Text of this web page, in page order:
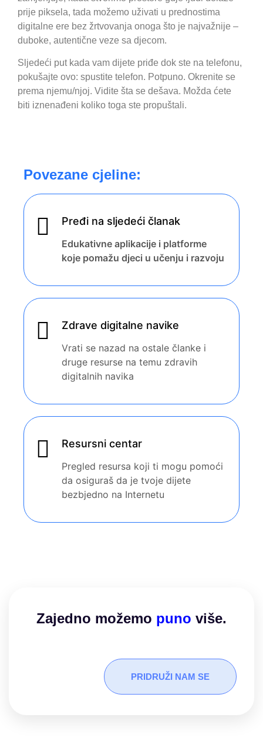
prije piksela, tada možemo uživati u prednostima
digitalne ere bez žrtvovanja onoga što je najvažnije –
duboke, autentične veze sa djecom.
Sljedeći put kada vam dijete priđe dok ste na telefonu,
pokušajte ovo: spustite telefon. Potpuno. Okrenite se
prema njemu/njoj. Vidite šta se dešava. Možda ćete
biti iznenađeni koliko toga ste propuštali.
Povezane cjeline:
Pređi na sljedeći članak
Edukativne aplikacije i platforme
koje pomažu djeci u učenju i razvoju
Zdrave digitalne navike
Vrati se nazad na ostale članke i
druge resurse na temu zdravih
digitalnih navika
Resursni centar
Pregled resursa koji ti mogu pomoći
da osiguraš da je tvoje dijete
bezbjedno na Internetu
Zajedno možemo​ puno više.
PRIDRUŽI NAM SE